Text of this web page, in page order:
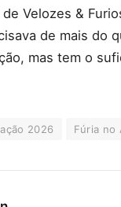
Velozes &
de mais do
mas tem o
2026 Fúria no